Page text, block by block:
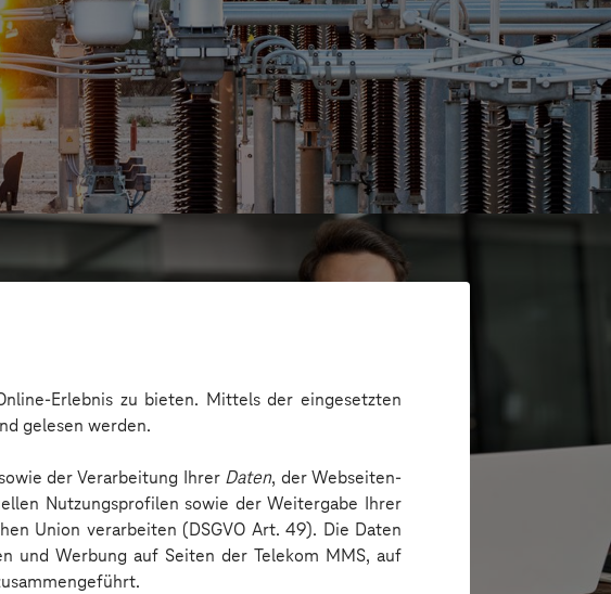
Erlebnis zu bieten. Mittels der eingesetzten
gelesen werden.
der Verarbeitung Ihrer Daten, der Webseiten-
Nutzungsprofilen sowie der Weitergabe Ihrer
Union verarbeiten (DSGVO Art. 49). Die Daten
und Werbung auf Seiten der Telekom MMS, auf
Kundenservice